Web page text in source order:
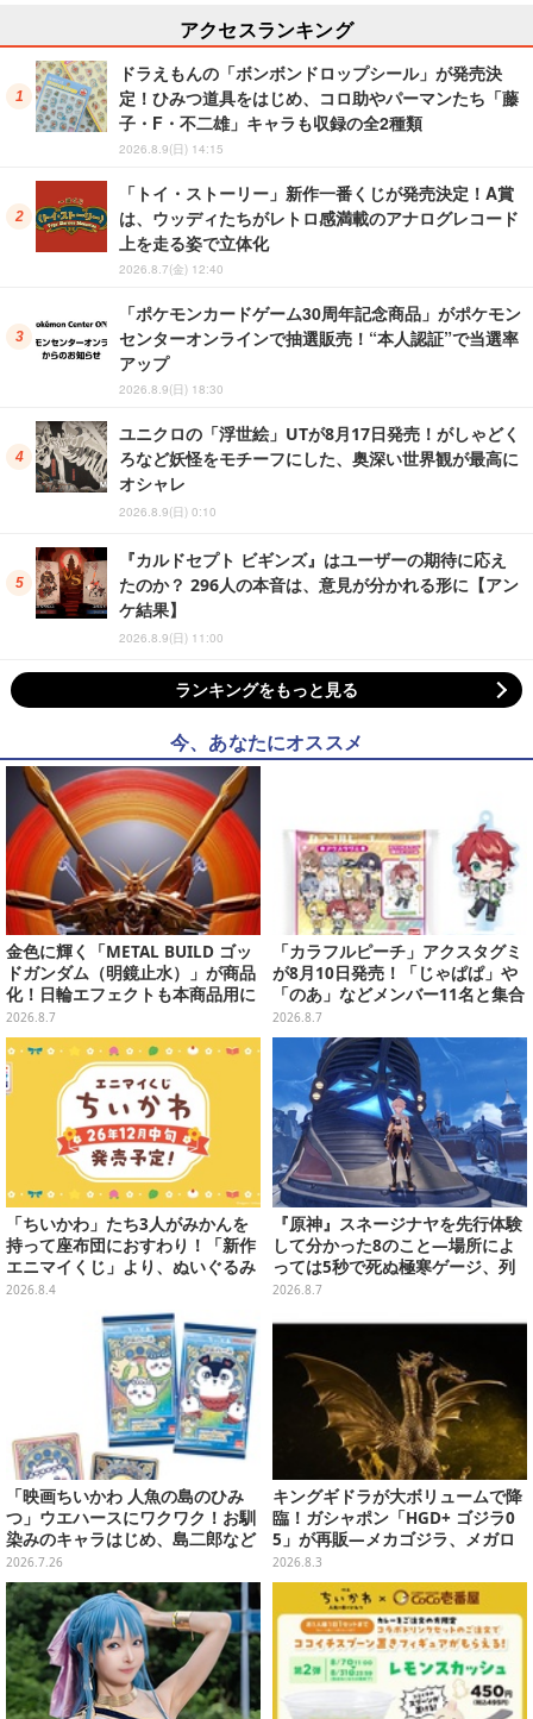
アクセスランキング
ドラえもんの「ボンボンドロップシール」が発売決
定！ひみつ道具をはじめ、コロ助やパーマンたち「藤
子・F・不二雄」キャラも収録の全2種類
2026.8.9(日) 14:15
「トイ・ストーリー」新作一番くじが発売決定！A賞
は、ウッディたちがレトロ感満載のアナログレコード
上を走る姿で立体化
2026.8.7(金) 12:40
「ポケモンカードゲーム30周年記念商品」がポケモン
センターオンラインで抽選販売！“本人認証”で当選率
アップ
2026.8.9(日) 18:30
ユニクロの「浮世絵」UTが8月17日発売！がしゃどく
ろなど妖怪をモチーフにした、奥深い世界観が最高に
オシャレ
2026.8.9(日) 0:10
『カルドセプト ビギンズ』はユーザーの期待に応え
たのか？ 296人の本音は、意見が分かれる形に【アン
ケ結果】
2026.8.9(日) 11:00
ランキングをもっと見る
今、あなたにオススメ
金色に輝く「METAL BUILD ゴッ
ドガンダム（明鏡止水）」が商品
化！日輪エフェクトも本商品用に
刷新した豪華仕様
2026.8.7
「カラフルピーチ」アクスタグミ
が8月10日発売！「じゃぱぱ」や
「のあ」などメンバー11名と集合
デザイン全15種、ボールチェーン
付きでアクセサリーにも
2026.8.7
「ちいかわ」たち3人がみかんを
持って座布団におすわり！「新作
エニマイくじ」より、ぬいぐるみ
画像が初公開
2026.8.4
『原神』スネージナヤを先行体験
して分かった8のこと―場所によ
っては5秒で死ぬ極寒ゲージ、列
車は“ダイナミック途中下車”可能
2026.8.7
「映画ちいかわ 人魚の島のひみ
つ」ウエハースにワクワク！お馴
染みのキャラはじめ、島二郎など
セイレーン編カード全22種
2026.7.26
キングギドラが大ボリュームで降
臨！ガシャポン「HGD+ ゴジラ0
5」が再販―メカゴジラ、メガロ
なども揃った全4種
2026.8.3